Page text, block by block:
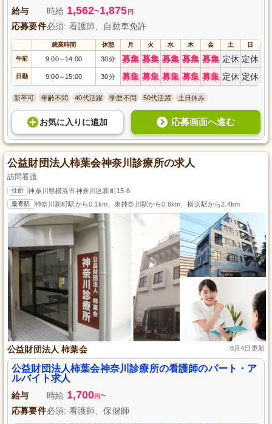
給与 時給 1,562~1,875 円
応募要件必須: 看護師、自動車免許
就業時間 休憩 月 火 水 木 金 土 日
午前 9:00～ 14:00 30分 募集 募集 募集 募集 募集 定休 定休
日勤 9:00～ 15:00 30分 募集 募集 募集 募集 募集 定休 定休
新卒可 年齢不問 40代活躍 学歴不問 50代活躍 土日休み
お気に入り に追加 応募画面へ進む
公益財団法人柿葉会神奈川診療所の求人
訪問看護
住所 神奈川県横浜市神奈川区新町15-6
最寄駅 神奈川新町駅から0.1km、東神奈川駅から0.8km、横浜駅から2.4km
公益財団法人 柿葉会 8月4日更新
公益財団法人柿葉会神奈川診療所の看護師のパート・ア
ルバイト求人
給与 時給 1,700円 ~
応募要件必須: 看護師、保健師